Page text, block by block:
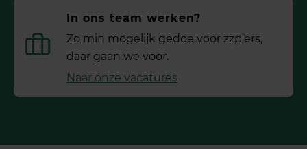
In ons team werken?
Zo min mogelijk gedoe voor ­zzp’ers,
daar gaan we voor.
Naar onze vacatures